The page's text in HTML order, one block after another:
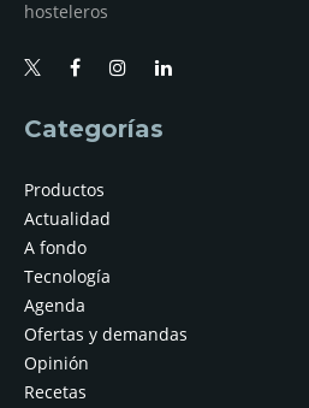
hosteleros
Categorías
Productos
Actualidad
A fondo
Tecnología
Agenda
Ofertas y demandas
Opinión
Recetas